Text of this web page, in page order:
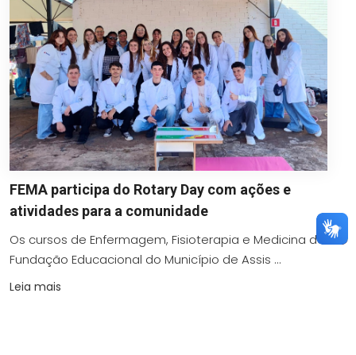
FEMA participa do Rotary Day com ações e
atividades para a comunidade
Os cursos de Enfermagem, Fisioterapia e Medicina da
Fundação Educacional do Município de Assis ...
Leia mais